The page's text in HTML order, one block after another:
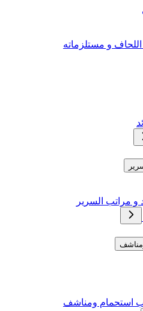
و مستلزماته
و مراتب السرير
استحمام ومناشف